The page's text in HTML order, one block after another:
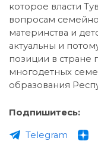
которое власти
вопросам
материнства и
актуальны и
позиции в стране
многодетных
образования
Подпишитесь:
Telegram